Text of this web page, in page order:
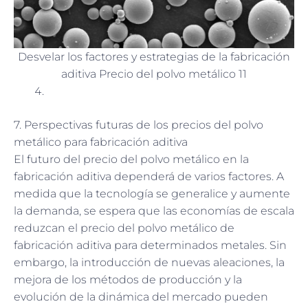
Desvelar los factores y estrategias de la fabricación
aditiva Precio del polvo metálico 11
7. Perspectivas futuras de los precios del polvo
metálico para fabricación aditiva
El futuro del precio del polvo metálico en la
fabricación aditiva dependerá de varios factores. A
medida que la tecnología se generalice y aumente
la demanda, se espera que las economías de escala
reduzcan el precio del polvo metálico de
fabricación aditiva para determinados metales. Sin
embargo, la introducción de nuevas aleaciones, la
mejora de los métodos de producción y la
evolución de la dinámica del mercado pueden